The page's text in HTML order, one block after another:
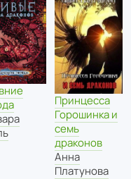
Принцесса
Горошинка и
семь
драконов
Анна
Платунова